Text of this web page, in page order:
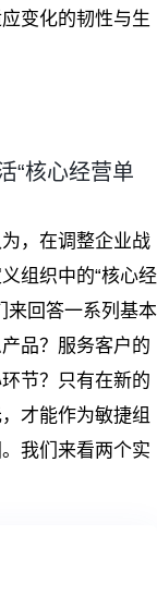
变化的韧性与生
“核心经营单
，在调整企业战
组织中的“核心经
来回答一系列基本
品？服务客户的
节？只有在新的
才能作为敏捷组
我们来看两个实